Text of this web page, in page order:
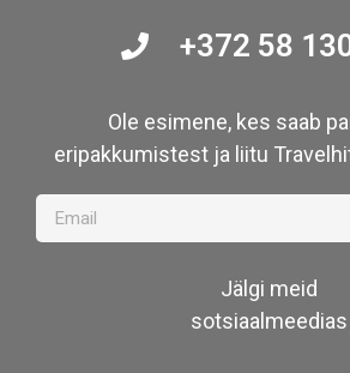
+372 58
Ole esimene, kes saab
eripakkumistest ja liitu
Jälgi meid
sotsiaalmeedias